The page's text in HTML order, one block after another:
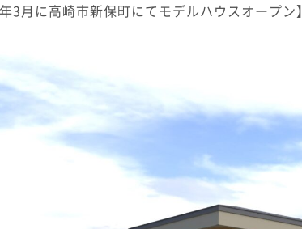
3月に高崎市新保町にてモデルハウスオープン】